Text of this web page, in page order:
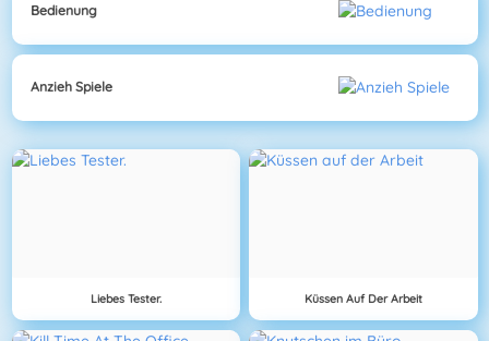
Bedienung
Anzieh Spiele
Liebes Tester. Küssen Auf Der Arbeit